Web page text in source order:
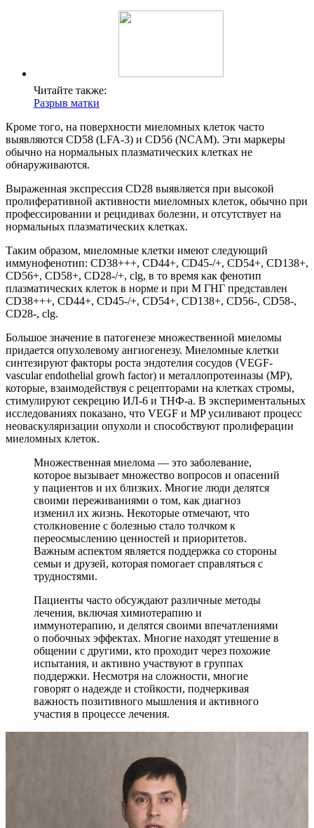
Читайте также:
Разрыв матки
Кроме того, на поверхности миеломных клеток часто
выявляются CD58 (LFA-3) и CD56 (NCAM). Эти маркеры
обычно на нормальных плазматических клетках не
обнаруживаются.
Выраженная экспрессия CD28 выявляется при высокой
пролиферативной активности миеломных клеток, обычно при
профессировании и рецидивах болезни, и отсутствует на
нормальных плазматических клетках.
Таким образом, миеломные клетки имеют следующий
иммунофенотип: CD38+++, CD44+, CD45-/+, CD54+, CD138+,
CD56+, CD58+, CD28-/+, clg, в то время как фенотип
плазматических клеток в норме и при М ГНГ представлен
CD38+++, CD44+, CD45-/+, CD54+, CD138+, CD56-, CD58-,
CD28-, clg.
Большое значение в патогенезе множественной миеломы
придается опухолевому ангиогенезу. Миеломные клетки
синтезируют факторы роста эндотелия сосудов (VEGF-
vascular endothelial growh factor) и металлопротеиназы (MP),
которые, взаимодействуя с рецепторами на клетках стромы,
стимулируют секрецию ИЛ-6 и ТНФ-а. В экспериментальных
исследованиях показано, что VEGF и MP усиливают процесс
неоваскуляризации опухоли и способствуют пролиферации
миеломных клеток.
Множественная миелома — это заболевание,
которое вызывает множество вопросов и опасений
у пациентов и их близких. Многие люди делятся
своими переживаниями о том, как диагноз
изменил их жизнь. Некоторые отмечают, что
столкновение с болезнью стало толчком к
переосмыслению ценностей и приоритетов.
Важным аспектом является поддержка со стороны
семьи и друзей, которая помогает справляться с
трудностями.
Пациенты часто обсуждают различные методы
лечения, включая химиотерапию и
иммунотерапию, и делятся своими впечатлениями
о побочных эффектах. Многие находят утешение в
общении с другими, кто проходит через похожие
испытания, и активно участвуют в группах
поддержки. Несмотря на сложности, многие
говорят о надежде и стойкости, подчеркивая
важность позитивного мышления и активного
участия в процессе лечения.